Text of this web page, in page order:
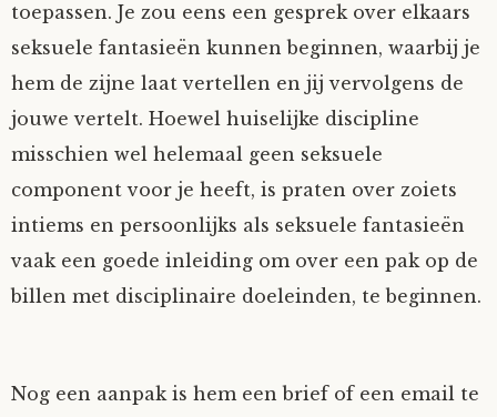
toepassen. Je zou eens een gesprek over elkaars
seksuele fantasieën kunnen beginnen, waarbij je
hem de zijne laat vertellen en jij vervolgens de
jouwe vertelt. Hoewel huiselijke discipline
misschien wel helemaal geen seksuele
component voor je heeft, is praten over zoiets
intiems en persoonlijks als seksuele fantasieën
vaak een goede inleiding om over een pak op de
billen met disciplinaire doeleinden, te beginnen.
Nog een aanpak is hem een brief of een email te